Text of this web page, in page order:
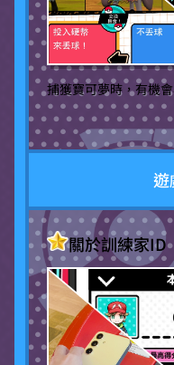
捕獲寶可夢時，有機
遊
關於訓練家ID